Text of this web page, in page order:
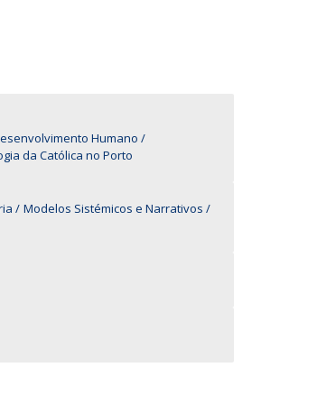
Humano
da Católica no Porto
Modelos Sistémicos e Narrativos